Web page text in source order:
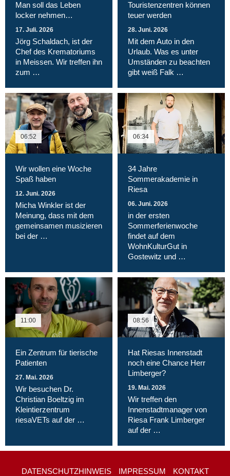
Man soll das Leben
locker nehmen…
17. Juli. 2026
Jörg Schaldach, ist der
Chef des Krematoriums
in Meissen. Wir treffen ihn
zum …
Touristenzentren können
teuer werden
28. Juni. 2026
Mit dem Auto in den
Urlaub. Was es unter
Umständen zu beachten
gibt weiß Falk …
06:52
Wir wollen eine Woche
Spaß haben
12. Juni. 2026
Micha Winkler ist der
Meinung, dass mit dem
gemeinsamen musizieren
bei der …
06:34
34 Jahre
Sommerakademie in
Riesa
06. Juni. 2026
in der ersten
Sommerferienwoche
findet auf dem
WohnKulturGut in
Gostewitz und …
11:00
Ein Zentrum für tierische
Patienten
27. Mai. 2026
Wir besuchen Dr.
Christian Boeltzig im
Kleintierzentrum
riesaVETs auf der …
08:56
Hat Riesas Innenstadt
noch eine Chance Herr
Limberger?
19. Mai. 2026
Wir treffen den
Innenstadtmanager von
Riesa Frank Limberger
auf der …
DATENSCHUTZHINWEIS IMPRESSUM KONTAKT